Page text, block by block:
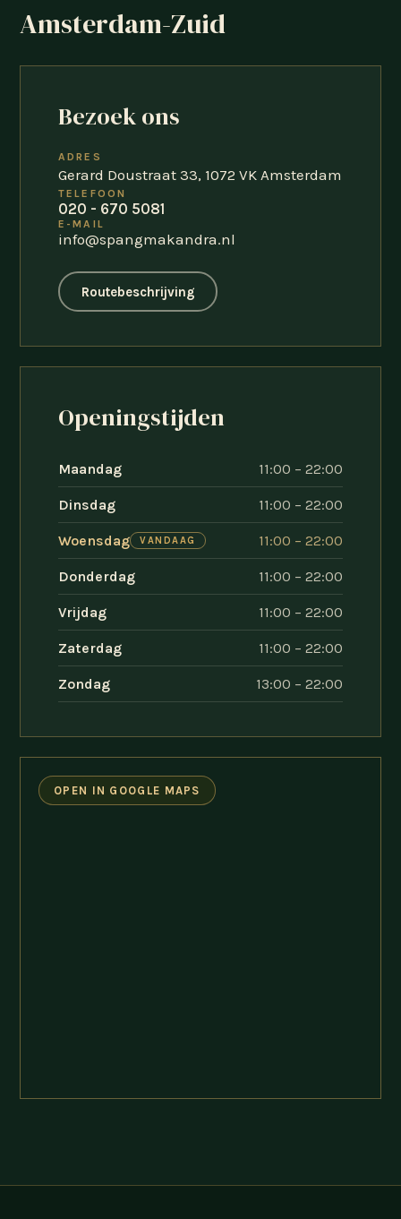
Amsterdam-Zuid
Bezoek ons
ADRES
Gerard Doustraat 33, 1072 VK Amsterdam
TELEFOON
020 - 670 5081
E-MAIL
info@spangmakandra.nl
Routebeschrijving
Openingstijden
Maandag 11:00 – 22:00
Dinsdag 11:00 – 22:00
Woensdag VANDAAG 11:00 – 22:00
Donderdag 11:00 – 22:00
Vrijdag 11:00 – 22:00
Zaterdag 11:00 – 22:00
Zondag 13:00 – 22:00
OPEN IN GOOGLE MAPS